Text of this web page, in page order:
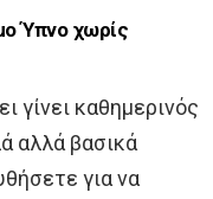
Ύπνο χωρίς
γίνει καθημερινός
αλλά βασικά
για να